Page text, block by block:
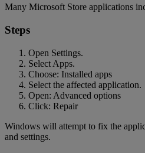
Many Microsoft Store applications
Steps
Open Settings.
Select Apps.
Choose: Installed apps
Select the affected application.
Open: Advanced options
Click: Repair
Windows will attempt to fix the
and settings.